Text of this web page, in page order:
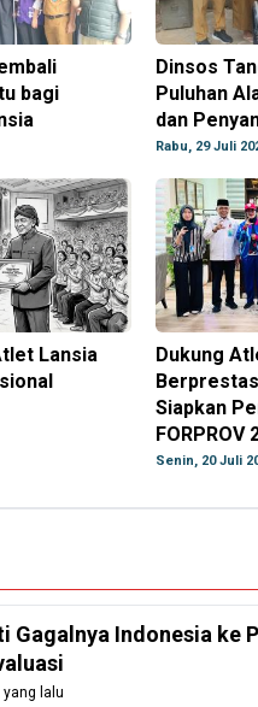
bagi
Dinsos
Puluhan
dan
Rabu, 29 Juli
Lansia
Dukung
Siapkan
FORPROV
Senin, 20 Juli
Gagalnya Indonesia ke
lalu